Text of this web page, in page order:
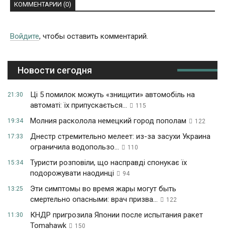
КОММЕНТАРИИ (0)
Войдите, чтобы оставить комментарий.
Новости сегодня
21:30
Ці 5 помилок можуть «знищити» автомобіль на
автоматі: їх припускається...
115
19:34 Молния расколола немецкий город пополам 122
17:33
Днестр стремительно мелеет: из-за засухи Украина
ограничила водопользо...
110
15:34
Туристи розповіли, що насправді спонукає їх
подорожувати наодинці
94
13:25
Эти симптомы во время жары могут быть
смертельно опасными: врач призва...
122
11:30
КНДР пригрозила Японии после испытания ракет
Tomahawk
150